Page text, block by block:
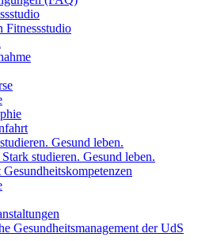
Gesund leben.
studieren. Gesund leben.
Gesundheitsmanagement der UdS